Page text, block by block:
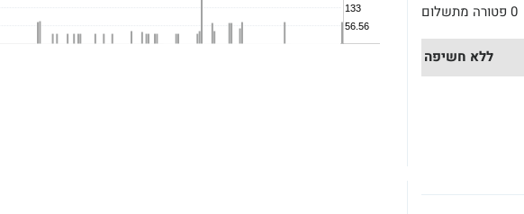
0 פטורה מתשלום
ללא חשיפה